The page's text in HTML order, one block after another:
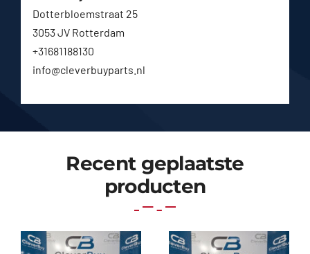
Dotterbloemstraat 25
3053 JV Rotterdam
+31681188130
info@cleverbuyparts.nl
Recent geplaatste
producten